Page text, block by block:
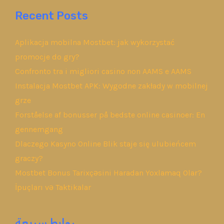
Recent Posts
Aplikacja mobilna Mostbet: jak wykorzystać
promocje do gry?
Confronto tra i migliori casino non AAMS e AAMS
Instalacja Mostbet APK: Wygodne zakłady w mobilnej
grze
Forståelse af bonusser på bedste online casinoer: En
gennemgang
Dlaczego Kasyno Online Blik staje się ulubieńcem
graczy?
Mostbet Bonus Tarixçəsini Haradan Yoxlamaq Olar?
İpuçları və Taktikalar